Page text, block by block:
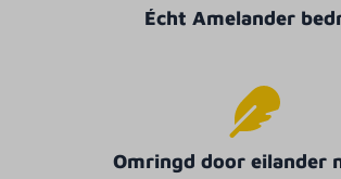
Écht Amelander
Omringd door eilander